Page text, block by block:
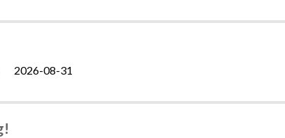
2026-08-31